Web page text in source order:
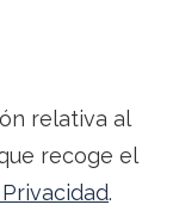
relativa al
recoge el
.